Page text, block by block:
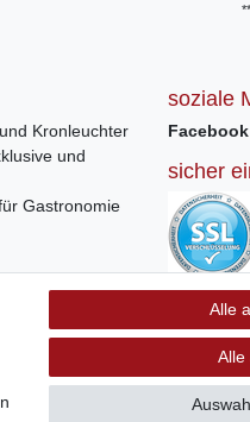
Kronleuchter
und
Gastronomie
soziale
Facebook
sicher
Sichere
Alle
Alle